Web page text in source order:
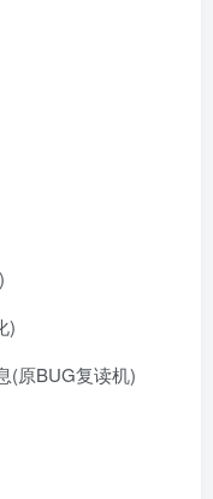
)
(原BUG复读机)